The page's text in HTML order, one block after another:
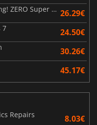
DRAGON BALL Sparking! ZERO Super Limit Breaking NEO 26.29€
7 24.50€
30.26€
45.17€
Repairs
8.03€